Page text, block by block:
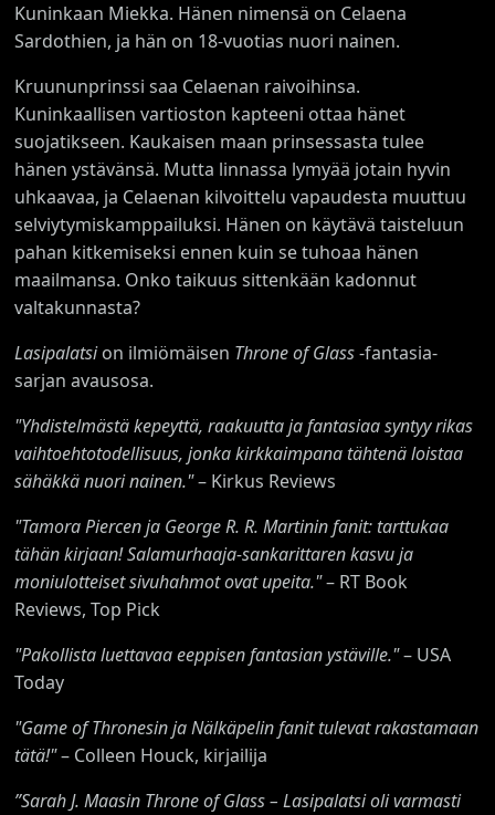
Kuninkaan Miekka. Hänen nimensä on Celaena
Sardothien, ja hän on 18-vuotias nuori nainen.
Kruununprinssi saa Celaenan raivoihinsa.
Kuninkaallisen vartioston kapteeni ottaa hänet
suojatikseen. Kaukaisen maan prinsessasta tulee
hänen ystävänsä. Mutta linnassa lymyää jotain hyvin
uhkaavaa, ja Celaenan kilvoittelu vapaudesta muuttuu
selviytymiskamppailuksi. Hänen on käytävä taisteluun
pahan kitkemiseksi ennen kuin se tuhoaa hänen
maailmansa. Onko taikuus sittenkään kadonnut
valtakunnasta?
Lasipalatsion ilmiömäisen Throne of Glass-fantasia­
sarjan avausosa.
"Yhdistelmästä kepeyttä, raakuutta ja fantasiaa syntyy rikas
vaihtoehtotodellisuus, jonka kirkkaimpana tähtenä loistaa
sähäkkä nuori nainen."– Kirkus Reviews
"Tamora Piercen ja George R. R. Martinin fanit: tarttukaa
tähän kirjaan! Salamurhaaja-sankarittaren kasvu ja
moniulotteiset sivuhahmot ovat upeita."– RT Book
Reviews, Top Pick
"Pakollista luettavaa eeppisen fantasian ystäville."– USA
Today
"Game of Thronesin ja Nälkäpelin fanit tulevat rakastamaan
tätä!"– Colleen Houck, kirjailija
”Sarah J. Maasin Throne of Glass – Lasipalatsi oli varmasti